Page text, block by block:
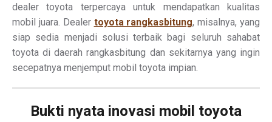
dealer toyota terpercaya untuk mendapatkan kualitas
mobil juara. Dealer toyota rangkasbitung, misalnya, yang
siap sedia menjadi solusi terbaik bagi seluruh sahabat
toyota di daerah rangkasbitung dan sekitarnya yang ingin
secepatnya menjemput mobil toyota impian.
Bukti nyata inovasi mobil toyota